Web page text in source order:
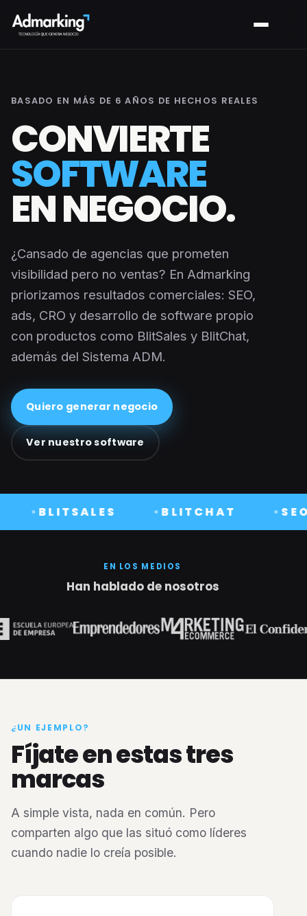
BASADO EN MÁS DE 6 AÑOS DE HECHOS REALES
CONVIERTE
SOFTWARE
EN NEGOCIO.
¿Cansado de agencias que prometen
visibilidad pero no ventas? En Admarking
priorizamos resultados comerciales: SEO,
ads, CRO y desarrollo de software propio
con productos como BlitSales y BlitChat,
además del Sistema ADM.
Quiero generar negocio
Ver nuestro software
BLITCHAT
EN LOS MEDIOS
Han hablado de nosotros
¿UN EJEMPLO?
Fíjate en estas tres
marcas
A simple vista, nada en común. Pero
comparten algo que las situó como líderes
cuando nadie lo creía posible.